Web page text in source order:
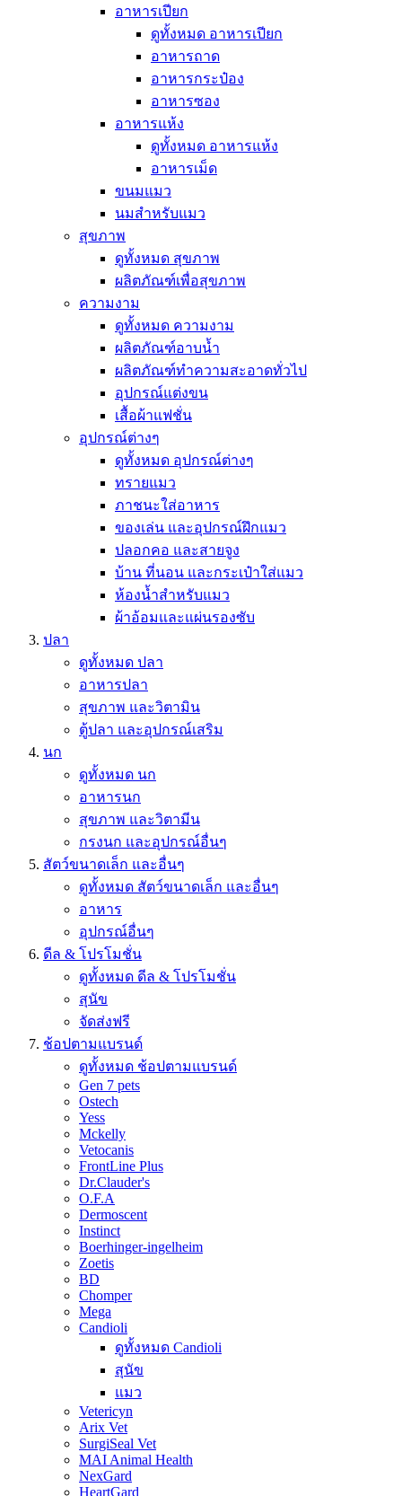
อาหารเปียก
ดูทั้งหมด อาหารเปียก
อาหารถาด
อาหารกระป๋อง
อาหารซอง
อาหารแห้ง
ดูทั้งหมด อาหารแห้ง
อาหารเม็ด
ขนมแมว
นมสำหรับแมว
สุขภาพ
ดูทั้งหมด สุขภาพ
ผลิตภัณฑ์เพื่อสุขภาพ
ความงาม
ดูทั้งหมด ความงาม
ผลิตภัณฑ์อาบน้ำ
ผลิตภัณฑ์ทำความสะอาดทั่วไป
อุปกรณ์แต่งขน
เสื้อผ้าแฟชั่น
อุปกรณ์ต่างๆ
ดูทั้งหมด อุปกรณ์ต่างๆ
ทรายแมว
ภาชนะใส่อาหาร
ของเล่น และอุปกรณ์ฝึกแมว
ปลอกคอ และสายจูง
บ้าน ที่นอน และกระเป๋าใส่แมว
ห้องน้ำสำหรับแมว
ผ้าอ้อมและแผ่นรองซับ
ปลา
ดูทั้งหมด ปลา
อาหารปลา
สุขภาพ และวิตามิน
ตู้ปลา และอุปกรณ์เสริม
นก
ดูทั้งหมด นก
อาหารนก
สุขภาพ และวิตามีน
กรงนก และอุปกรณ์อื่นๆ
สัตว์ขนาดเล็ก และอื่นๆ
ดูทั้งหมด สัตว์ขนาดเล็ก และอื่นๆ
อาหาร
อุปกรณ์อื่นๆ
ดีล & โปรโมชั่น
ดูทั้งหมด ดีล & โปรโมชั่น
สุนัข
จัดส่งฟรี
ช้อปตามแบรนด์
ดูทั้งหมด ช้อปตามแบรนด์
Gen 7 pets
Ostech
Yess
Mckelly
Vetocanis
FrontLine Plus
Dr.Clauder's
O.F.A
Dermoscent
Instinct
Boerhinger-ingelheim
Zoetis
BD
Chomper
Mega
Candioli
ดูทั้งหมด Candioli
สุนัข
แมว
Vetericyn
Arix Vet
SurgiSeal Vet
MAI Animal Health
NexGard
HeartGard